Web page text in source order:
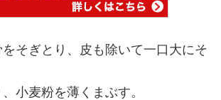
をそぎとり、皮も除いて一口大にそ
小麦粉を薄くまぶす。